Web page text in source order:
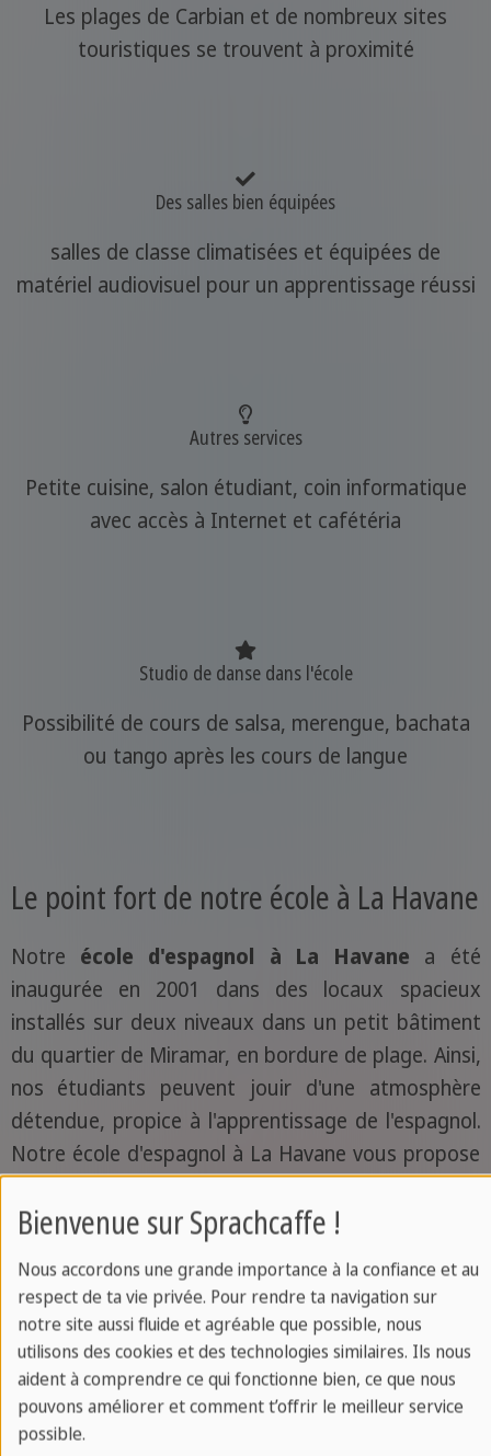
Les plages de Carbian et de nombreux sites
touristiques se trouvent à proximité
Des salles bien équipées
salles de classe climatisées et équipées de
matériel audiovisuel pour un apprentissage réussi
Autres services
Petite cuisine, salon étudiant, coin informatique
avec accès à Internet et cafétéria
Studio de danse dans l'école
Possibilité de cours de salsa, merengue, bachata
ou tango après les cours de langue
Le point fort de notre école à La Havane
Notre école d'espagnol à La Havane a été
inaugurée en 2001 dans des locaux spacieux
installés sur deux niveaux dans un petit bâtiment
du quartier de Miramar, en bordure de plage. Ainsi,
nos étudiants peuvent jouir d'une atmosphère
détendue, propice à l'apprentissage de l'espagnol.
Notre école d'espagnol à La Havane vous propose
salle de classes climatisées et équipées en matériel
audio-visuel ainsi qu'une salle informatique avec
accès à internet. Un espace lounge pour se
détendre et une cafétéria sont aussi mis à
disposition pour les étudiants.
Bienvenue sur Sprachcaffe !
Nous accordons une grande importance à la confiance et au
respect de ta vie privée. Pour rendre ta navigation sur
notre site aussi fluide et agréable que possible, nous
utilisons des cookies et des technologies similaires. Ils nous
aident à comprendre ce qui fonctionne bien, ce que nous
pouvons améliorer et comment t’offrir le meilleur service
possible.